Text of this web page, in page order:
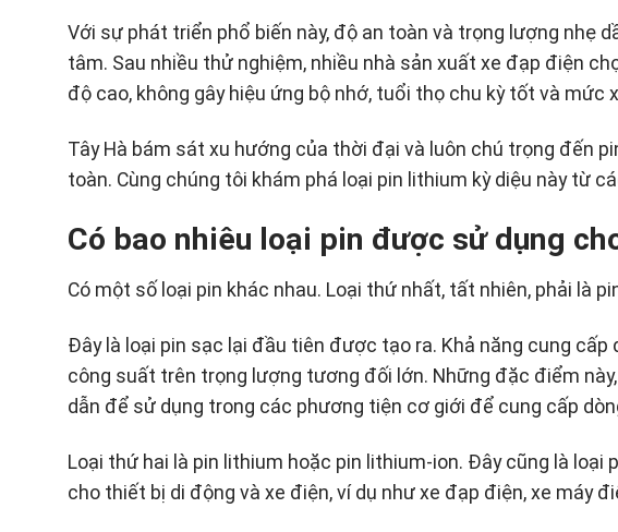
Với sự phát triển phổ biến này, độ an toàn và trọng lượng nhẹ
tâm. Sau nhiều thử nghiệm, nhiều nhà sản xuất xe đạp điện
độ cao, không gây hiệu ứng bộ nhớ, tuổi thọ chu kỳ tốt và mức
Tây Hà bám sát xu hướng của thời đại và luôn chú trọng đến
toàn. Cùng chúng tôi khám phá loại pin lithium kỳ diệu này từ
Có bao nhiêu loại pin được sử dụng
Có một số loại pin khác nhau. Loại thứ nhất, tất nhiên, phải là
Đây là loại pin sạc lại đầu tiên được tạo ra. Khả năng cung
công suất trên trọng lượng tương đối lớn. Những đặc điểm
dẫn để sử dụng trong các phương tiện cơ giới để cung cấp
Loại thứ hai là pin lithium hoặc pin lithium-ion. Đây cũng là
cho thiết bị di động và xe điện, ví dụ như xe đạp điện, xe máy